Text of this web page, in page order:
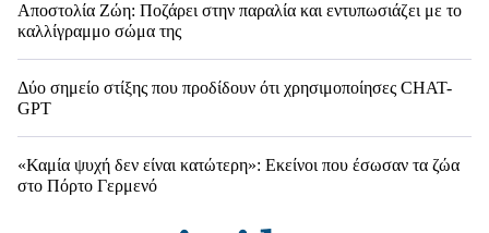
Αποστολία Ζώη: Ποζάρει στην παραλία και εντυπωσιάζει με το
καλλίγραμμο σώμα της
Δύο σημείο στίξης που προδίδουν ότι χρησιμοποίησες CHAT-
GPT
«Καμία ψυχή δεν είναι κατώτερη»: Εκείνοι που έσωσαν τα ζώα
στο Πόρτο Γερμενό